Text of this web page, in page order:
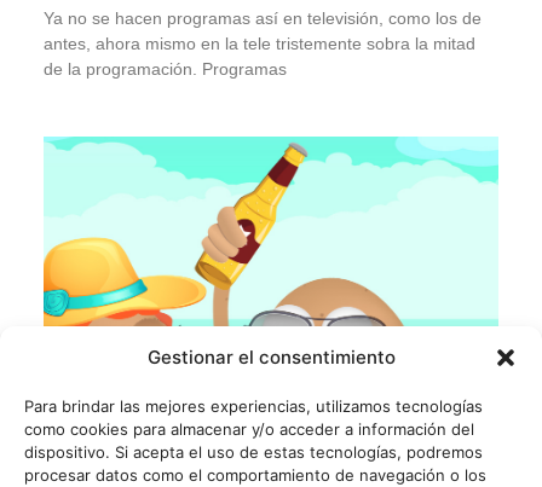
Gestionar el consentimiento
Para brindar las mejores experiencias, utilizamos tecnologías
como cookies para almacenar y/o acceder a información del
dispositivo. Si acepta el uso de estas tecnologías, podremos
procesar datos como el comportamiento de navegación o los
Ya no se hacen programas así en televisión, como los de
antes, ahora mismo en la tele tristemente sobra la mitad
de la programación. Programas